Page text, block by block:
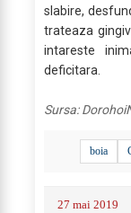
slabire,
trateaza
intareste
deficitara.
Sursa:
boia
27 mai 2019